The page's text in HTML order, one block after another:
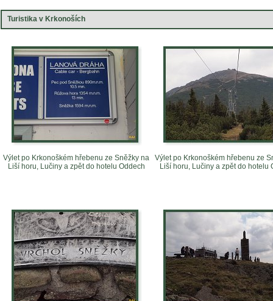
Turistika v Krkonoších
Výlet po Krkonoškém hřebenu ze Sněžky na
Liší horu, Lučiny a zpět do hotelu Oddech
Výlet po Krkonoškém hřebenu ze
Liší horu, Lučiny a zpět do hotelu